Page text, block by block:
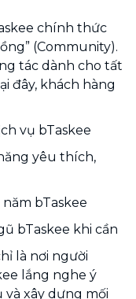
chính thức
(Community).
tác dành cho tất
đây, khách hàng
vụ bTaskee
yêu thích,
bTaskee
bTaskee khi cần
là nơi người
lắng nghe ý
và xây dựng mối